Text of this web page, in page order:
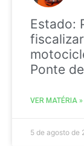
Estado:
Ponte
VER MATÉRIA »
5 de agosto de